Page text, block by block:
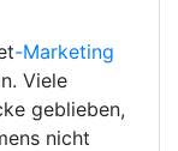
-Marketing
Viele
geblieben,
nicht